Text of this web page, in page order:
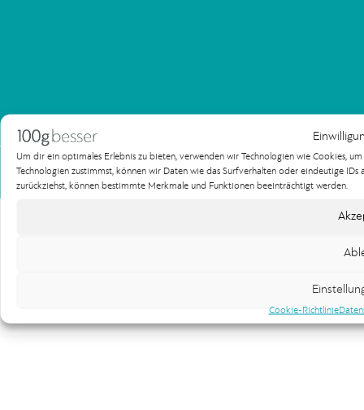
Um dir ein optimales Erlebnis zu bieten, verwenden wir Technologien wie Cookies,
Technologien zustimmst, können wir Daten wie das Surfverhalten oder eindeutige
zurückziehst, können bestimmte Merkmale und Funktionen beeinträchtigt werden.
Cookie-Richtlinie
Copyright 100gbesser Werbeagentur
Datenschutzerklärung
Impressum